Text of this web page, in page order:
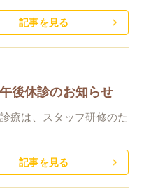
記事を見る
後休診のお知らせ
療は、スタッフ研修のた
記事を見る